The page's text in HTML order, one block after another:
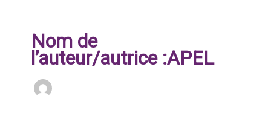
Nom de
l’auteur/autrice :APEL